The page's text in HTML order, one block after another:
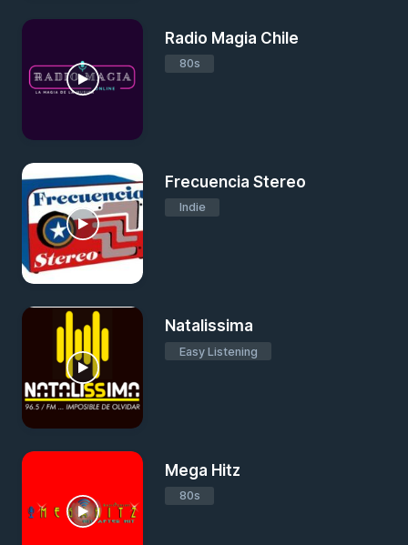
Radio Magia Chile
80s
Frecuencia Stereo
Indie
Natalissima
Easy Listening
Mega Hitz
80s